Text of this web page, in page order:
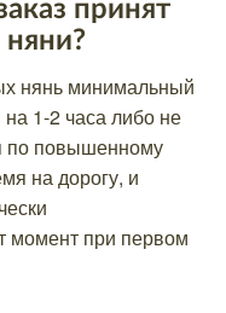
принят
нянь минимальный
на 1-2 часа либо не
по повышенному
на дорогу, и
момент при первом